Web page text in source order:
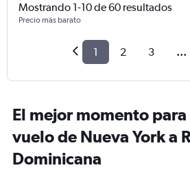
Mostrando 1-10 de 60 resultados
Precio más barato
1 2 3 ...
El mejor momento
vuelo de Nueva York a
Dominicana